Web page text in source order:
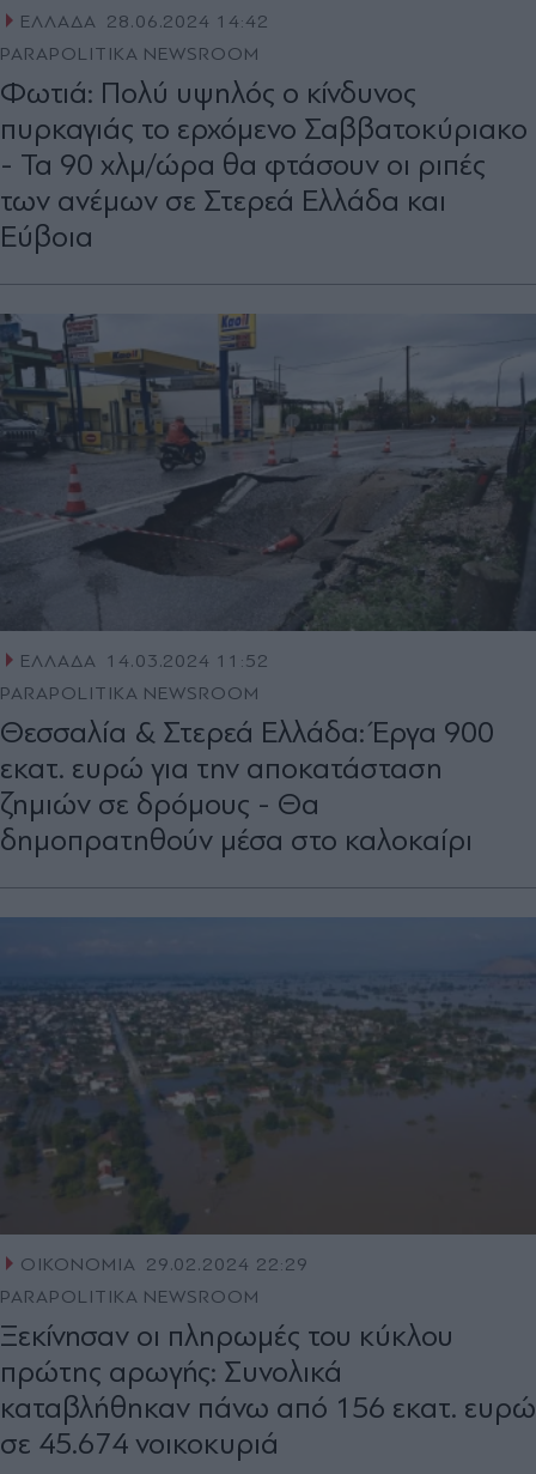
ΕΛΛΑΔΑ 28.06.2024 14:42
PARAPOLITIKA NEWSROOM
Φωτιά: Πολύ υψηλός ο κίνδυνος
πυρκαγιάς το ερχόμενο Σαββατοκύριακο
- Τα 90 χλμ/ώρα θα φτάσουν οι ριπές
των ανέμων σε Στερεά Ελλάδα και
Εύβοια
ΕΛΛΑΔΑ 14.03.2024 11:52
PARAPOLITIKA NEWSROOM
Θεσσαλία & Στερεά Ελλάδα: Έργα 900
εκατ. ευρώ για την αποκατάσταση
ζημιών σε δρόμους - Θα
δημοπρατηθούν μέσα στο καλοκαίρι
ΟΙΚΟΝΟΜΙΑ 29.02.2024 22:29
PARAPOLITIKA NEWSROOM
Ξεκίνησαν οι πληρωμές του κύκλου
πρώτης αρωγής: Συνολικά
καταβλήθηκαν πάνω από 156 εκατ. ευρώ
σε 45.674 νοικοκυριά